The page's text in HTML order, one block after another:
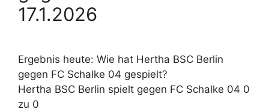
17.1.2026
Ergebnis heute: Wie hat Hertha BSC Berlin
gegen FC Schalke 04 gespielt?
Hertha BSC Berlin spielt gegen FC Schalke 04 0
zu 0